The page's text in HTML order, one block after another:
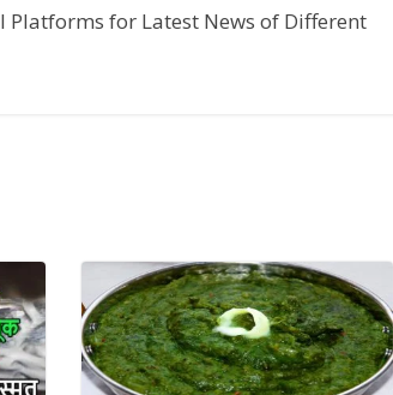
Platforms for Latest News of Different